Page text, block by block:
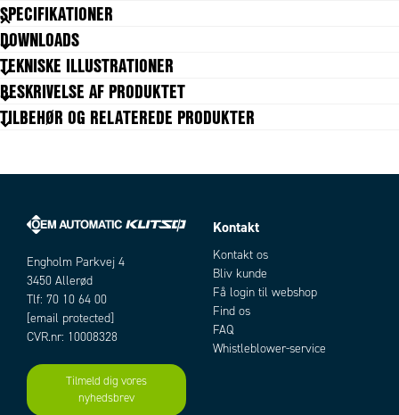
SPECIFIKATIONER
Gevind type test
Materiale body
Materiale O-ring NBR
Temperaturområde fra -20 °C
Tilslutning
Trykområde min -0,99 bar
DOWNLOADS
TEKNISKE ILLUSTRATIONER
BESKRIVELSE AF PRODUKTET
TILBEHØR OG RELATEREDE PRODUKTER
Engholm Parkvej 4
3450 Allerød
Tlf: 70 10 64 00
[email protected]
CVR.nr: 10008328
Tilmeld dig vores
nyhedsbrev
Kontakt
Kontakt os
Bliv kunde
Få login til webshop
Find os
FAQ
Whistleblower-service